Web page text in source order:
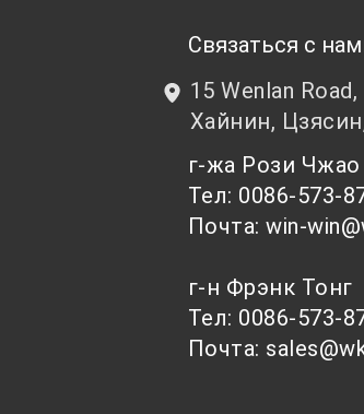
Связаться с
15 Wenlan
Хайнин,
г-жа Рози Чжао
Тел: 0086-573-
Почта: win-
г-н Фрэнк Тонг
Тел: 0086-573-
Почта: